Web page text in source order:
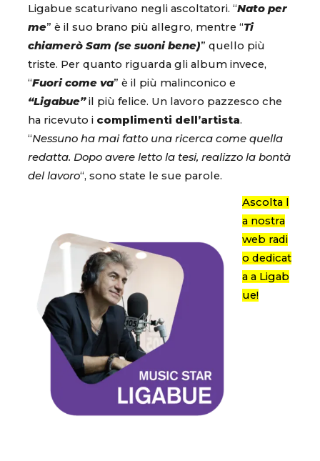
Ligabue scaturivano negli ascoltatori. “Nato per
me” è il suo brano più allegro, mentre “Ti
chiamerò Sam (se suoni bene)” quello più
triste. Per quanto riguarda gli album invece,
“Fuori come va” è il più malinconico e
“Ligabue”il più felice. Un lavoro pazzesco che
ha ricevuto i complimenti dell’artista.
“Nessuno ha mai fatto una ricerca come quella
redatta. Dopo avere letto la tesi, realizzo la bontà
del lavoro“, sono state le sue parole.
Ascolta l
a nostra
web radi
o dedicat
a a Ligab
ue!